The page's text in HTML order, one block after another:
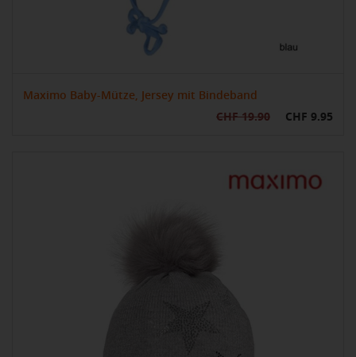
Maximo Baby-Mütze, Jersey mit Bindeband
CHF 19.90
CHF 9.95